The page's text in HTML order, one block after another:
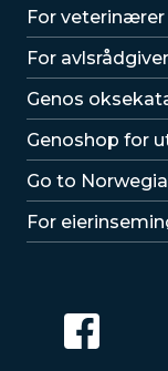
For
For
Lenker
Genos
Genoshop for
Go to
For